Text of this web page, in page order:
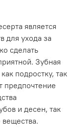
является
для ухода за
сделать
Зубная
подростку, так
предпочтение
и десен, так